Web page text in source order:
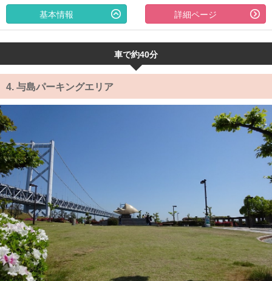
詳細ページ
基本情報
車で約40分
4. 与島パーキングエリア